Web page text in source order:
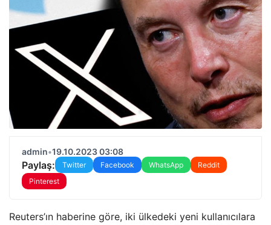
admin•19.10.2023 03:08
Paylaş: Twitter Facebook WhatsApp
Reddit
Pinterest
Reuters’ın haberine göre, iki ülkedeki yeni kullanıcılara